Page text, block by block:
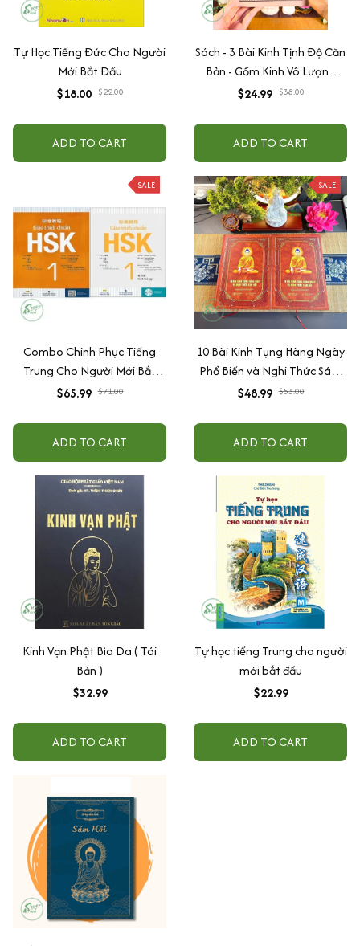
Tự Học Tiếng Đức Cho Người
Mới Bắt Đầu
$18.00 $22.00
ADD TO CART
Sách - 3 Bài Kinh Tịnh Độ Căn
Bản - Gồm Kinh Vô Lượng
Thọ, Kinh Quán Vô Lượng
$24.99 $38.00
ADD TO CART
SALE
Combo Chinh Phục Tiếng
Trung Cho Người Mới Bắt
Đầu - Combo Sách Giáo Trình
Và Bài Tập (Bộ 2 Cuốn) + Tự
học phát âm Tiếng Trung cho
người mới bắt đầu
$65.99 $71.00
ADD TO CART
SALE
10 Bài Kinh Tụng Hàng Ngày
Phổ Biến và Nghi Thức Sám
Hối - Kèm Vòng, 84 Câu Chú
$48.99 $53.00
ADD TO CART
Kinh Vạn Phật Bìa Da ( Tái
Bản )
$32.99
ADD TO CART
Tự học tiếng Trung cho người
mới bắt đầu
$22.99
ADD TO CART